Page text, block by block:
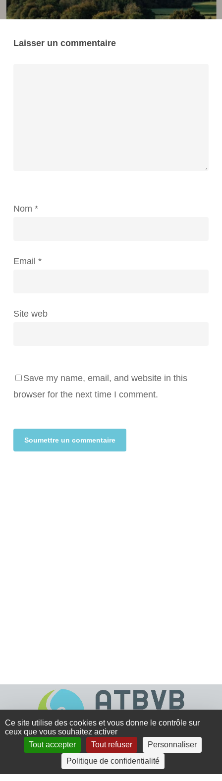
Laisser un commentaire
Nom *
Email *
Site web
Save my name, email, and website in this
browser for the next time I comment.
4 rue Crec’h-Ugen
22810 Belle Isle en Terre
Ce site utilise des cookies et vous donne le contrôle sur
ceux que vous souhaitez activer
Tout accepter
Tout refuser
Personnaliser
Politique de confidentialité